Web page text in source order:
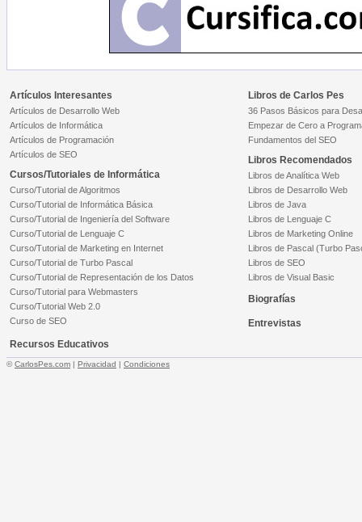
Artículos Interesantes
Artículos de Desarrollo Web
Artículos de Informática
Artículos de Programación
Artículos de SEO
Cursos/Tutoriales de Informática
Curso/Tutorial de Algoritmos
Curso/Tutorial de Informática Básica
Curso/Tutorial de Ingeniería del Software
Curso/Tutorial de Lenguaje C
Curso/Tutorial de Marketing en Internet
Curso/Tutorial de Turbo Pascal
Curso/Tutorial de Representación de los Datos
Curso/Tutorial para Webmasters
Curso/Tutorial Web 2.0
Curso de SEO
Recursos Educativos
Libros de Carlos Pes
36 Pasos Básicos para
Empezar de Cero a
Fundamentos del SEO
Libros Recomendados
Libros de Analítica Web
Libros de Desarrollo Web
Libros de Java
Libros de Lenguaje C
Libros de Marketing Online
Libros de Pascal (Turbo
Libros de SEO
Libros de Visual Basic
Biografías
Entrevistas
©CarlosPes.com | Privacidad | Condiciones